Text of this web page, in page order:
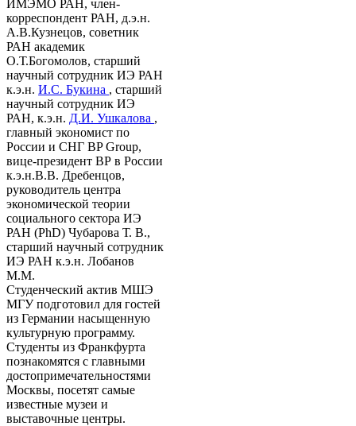
ИМЭМО РАН, член-
корреспондент РАН, д.э.н.
А.В.Кузнецов, советник
РАН академик
О.Т.Богомолов, старший
научный сотрудник ИЭ РАН
к.э.н. И.С. Букина , старший
научный сотрудник ИЭ
РАН, к.э.н. Д.И. Ушкалова ,
главный экономист по
России и СНГ BP Group,
вице-президент ВР в России
к.э.н.В.В. Дребенцов,
руководитель центра
экономической теории
социального сектора ИЭ
РАН (PhD) Чубарова Т. В.,
старший научный сотрудник
ИЭ РАН к.э.н. Лобанов
М.М.
Студенческий актив МШЭ
МГУ подготовил для гостей
из Германии насыщенную
культурную программу.
Студенты из Франкфурта
познакомятся с главными
достопримечательностями
Москвы, посетят самые
известные музеи и
выставочные центры.